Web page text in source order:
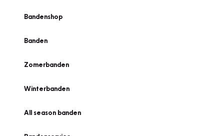
Bandenshop
Banden
Zomerbanden
Winterbanden
All season banden